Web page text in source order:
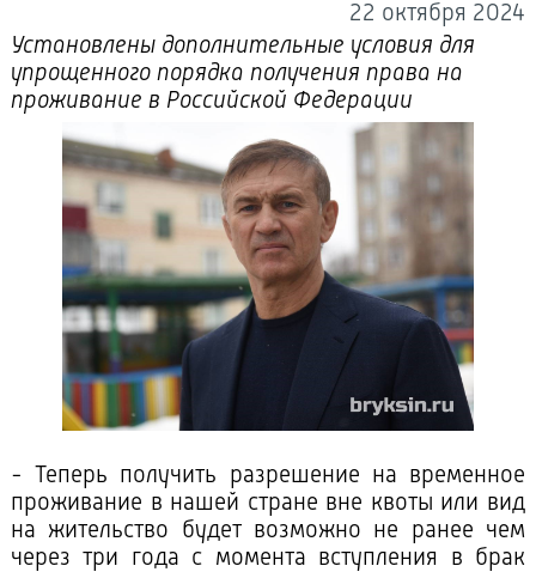
22 октября 2024
Установлены дополнительные условия для
упрощенного порядка получения права на
проживание в Российской Федерации
- Теперь получить разрешение на временное
проживание в нашей стране вне квоты или вид
на жительство будет возможно не ранее чем
через три года с момента вступления в брак